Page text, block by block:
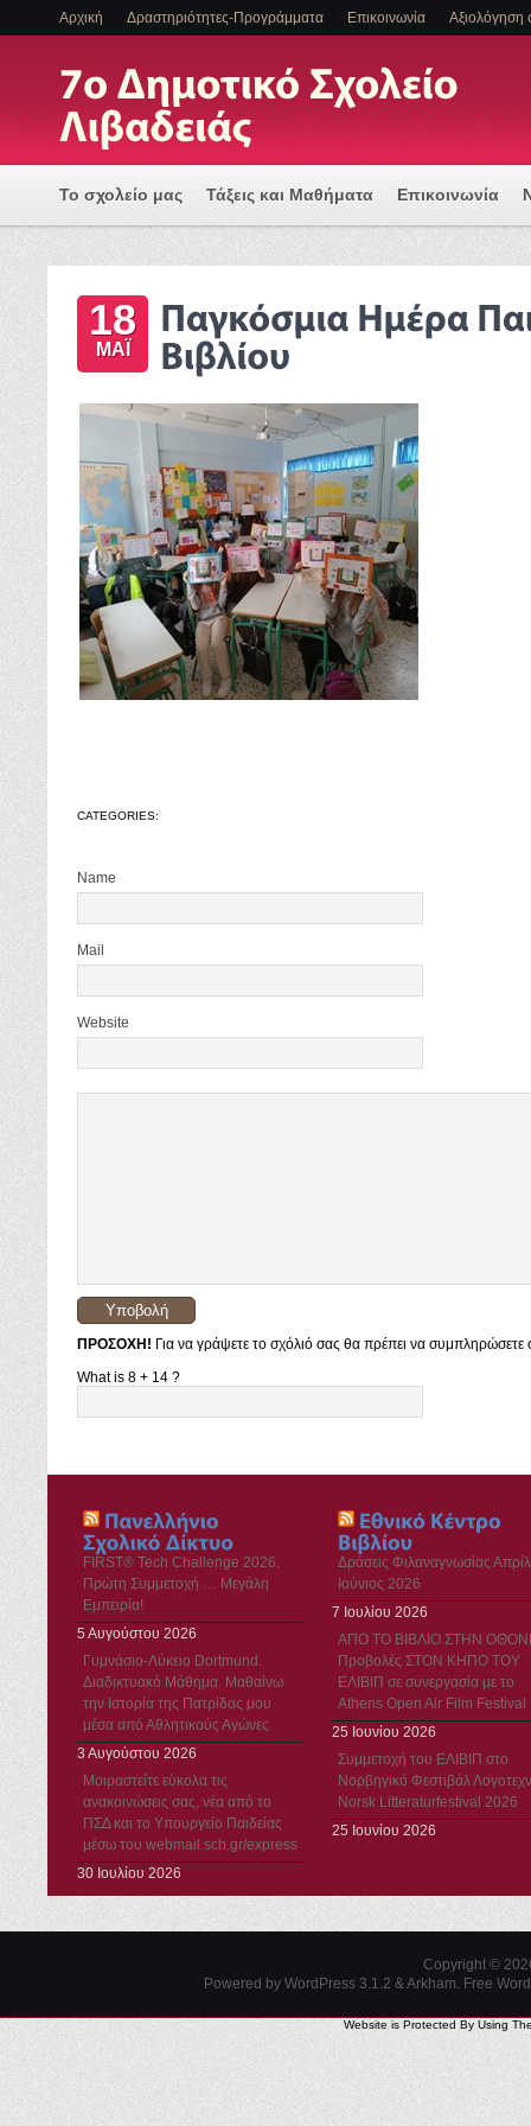
Αρχική Δραστηριότητες-Προγράμματα Επικοινωνία Αξιολόγηση
Το σχολείο μας Τάξεις και Μαθήματα Επικοινωνία
Πρόγραμμα Εισαγωγής Η/Υ για μια Ψηφιακά
ΕΝΤΑΞΗ ΜΑΘΗΤΩΝ ΜΕ ΑΝΑΠΗΡΙΑ Η/ΚΑΙ ΕΙΔΙΚΕΣ
18
ΜΆΙ
CATEGORIES:
Name
Mail
Website
ΠΡΟΣΟΧΗ! Για να γράψετε το σχόλιό σας θα πρέπει να
What is 8 + 14 ?
FIRST® Tech Challenge 2026.
Πρώτη Συμμετοχή … Μεγάλη
Εμπειρία!
5 Αυγούστου 2026
Γυμνάσιο-Λύκειο Dortmund.
Διαδικτυακό Μάθημα. Μαθαίνω
την Ιστορία της Πατρίδας μου
μέσα από Αθλητικούς Αγώνες
3 Αυγούστου 2026
Μοιραστείτε εύκολα τις
ανακοινώσεις σας, νέα από το
ΠΣΔ και το Υπουργείο Παιδείας
μέσω του webmail.sch.gr/express
30 Ιουλίου 2026
Δράσεις Φιλαναγνωσίας
Ιούνιος 2026
7 Ιουλίου 2026
ΑΠΟ ΤΟ ΒΙΒΛΙΟ ΣΤΗΝ
Προβολές ΣΤΟΝ ΚΗΠΟ ΤΟΥ
ΕΛΙΒΙΠ σε συνεργασία με το
Athens Open Air Film Festival
25 Ιουνίου 2026
Συμμετοχή του ΕΛΙΒΙΠ στο
Νορβηγικό Φεστιβάλ
Norsk Litteraturfestival 2026
25 Ιουνίου 2026
Copyright ©
Powered by WordPress 3.1.2 & Arkham. Free
Website is Protected By Using